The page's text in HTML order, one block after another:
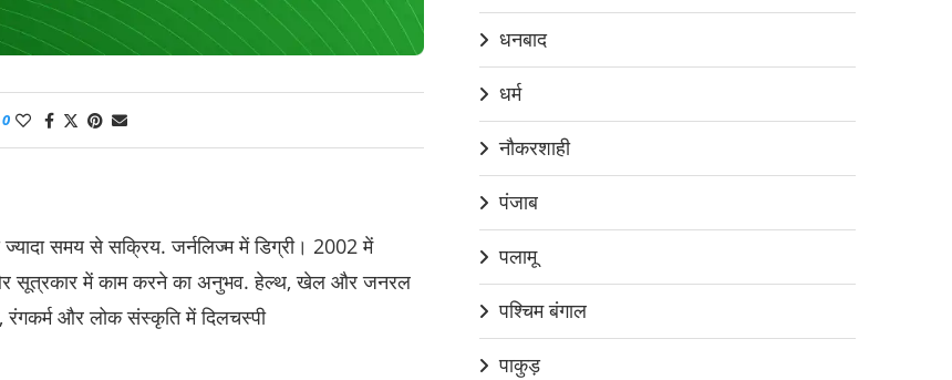
0
समय से सक्रिय. जर्नलिज्म में डिग्री। 2002 में
और सूत्रकार में काम करने का अनुभव. हेल्थ, खेल और जनरल
रंगकर्म और लोक संस्कृति में दिलचस्पी
धनबाद
धर्म
नौकरशाही
पंजाब
पलामू
पश्चिम बंगाल
पाकुड़